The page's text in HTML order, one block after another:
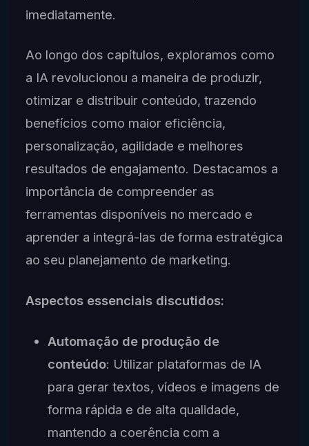
imediatamente.
Ao longo dos capítulos, exploramos como
a IA revolucionou a maneira de produzir,
otimizar e distribuir conteúdo, trazendo
benefícios como maior eficiência,
personalização, agilidade e melhores
resultados de engajamento. Destacamos a
importância de compreender as
ferramentas disponíveis no mercado e
aprender a integrá-las de forma estratégica
ao seu planejamento de marketing.
Aspectos essenciais discutidos:
Automação de produção de
conteúdo: Utilizar plataformas de IA
para gerar textos, vídeos e imagens de
forma rápida e de alta qualidade,
mantendo a coerência com a